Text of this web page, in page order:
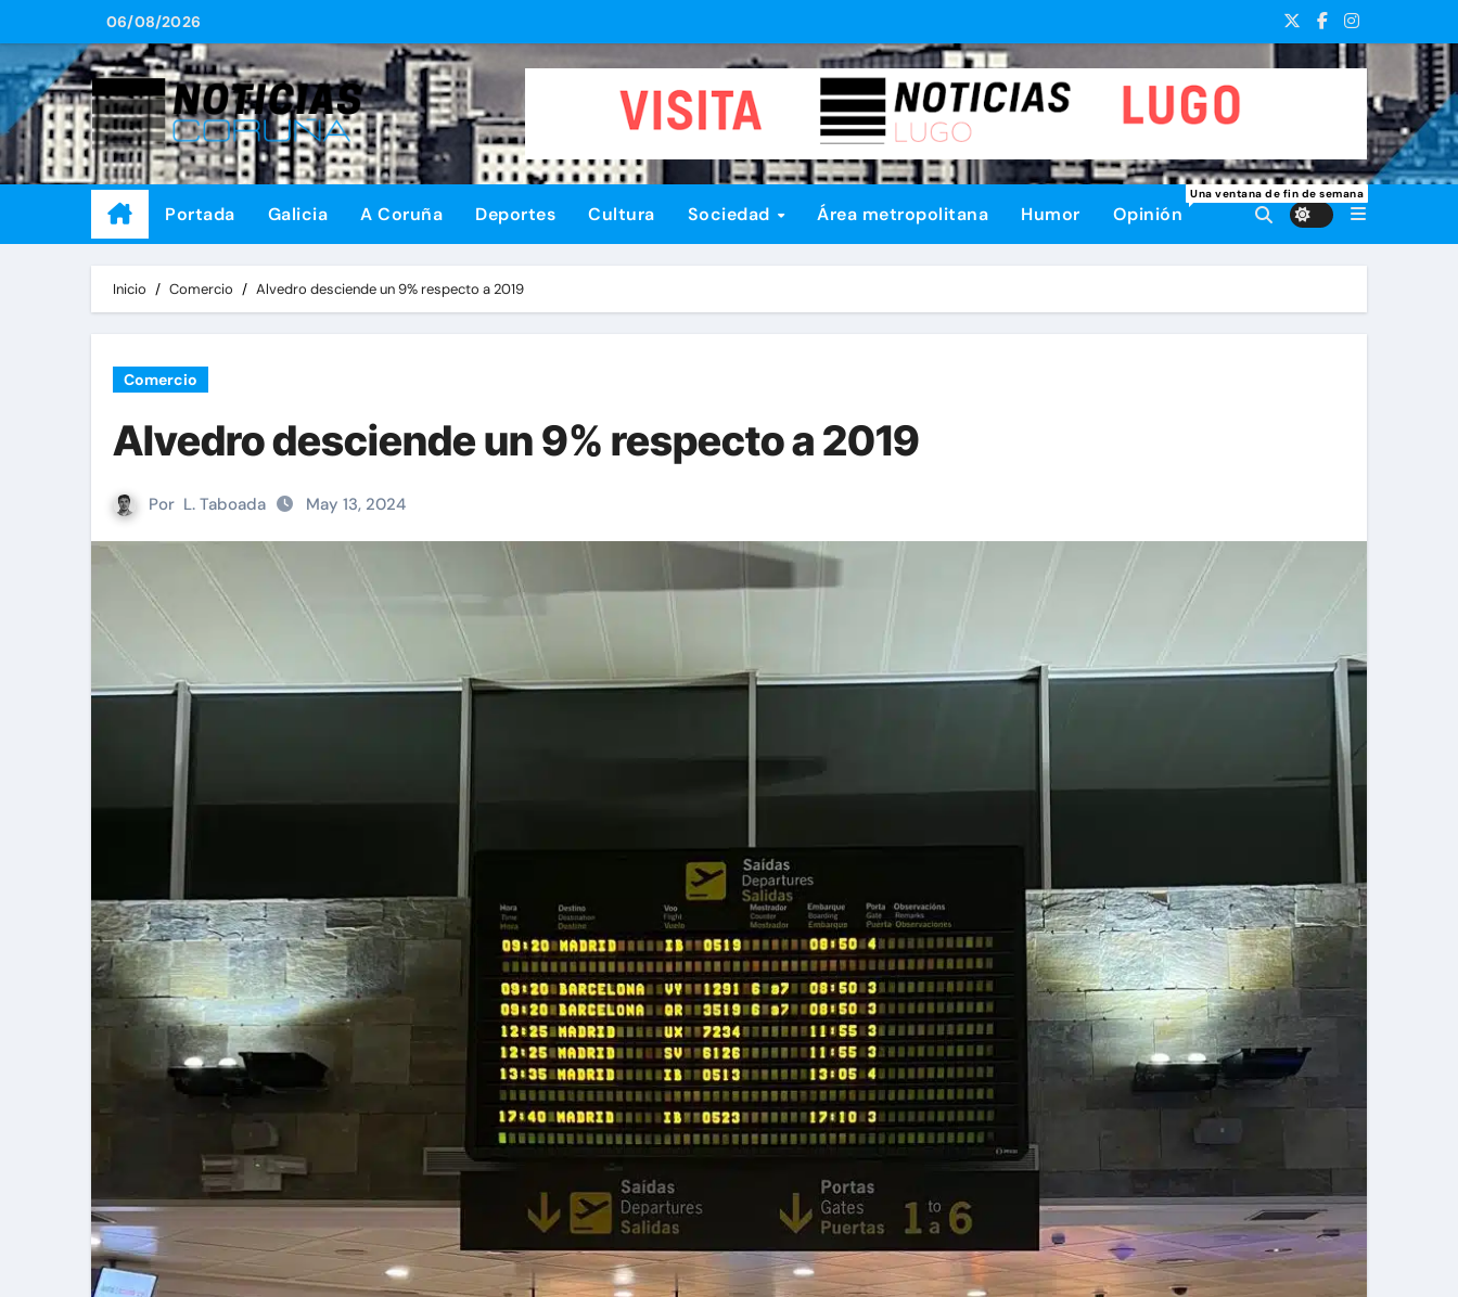
al
contenido
06/08/2026
Portada Galicia A Coruña Deportes Cultura Sociedad Área metropolitana Humor Opinión
Una ventana de fin de semana
Inicio Comercio Alvedro desciende un 9% respecto a 2019
Comercio
Alvedro desciende un 9% respecto a 2019
Por L. Taboada May 13, 2024